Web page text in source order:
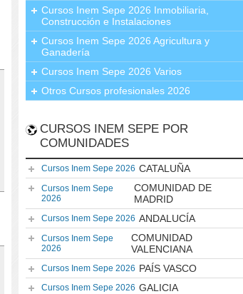
Cursos Inem Sepe 2026 Inmobiliaria,
Construcción e Instalaciones
Cursos Inem Sepe 2026 Agricultura y
Ganadería
Cursos Inem Sepe 2026 Varios
Otros Cursos profesionales 2026
CURSOS INEM SEPE POR
COMUNIDADES
Cursos Inem Sepe 2026 CATALUÑA
Cursos Inem Sepe
2026
COMUNIDAD DE
MADRID
Cursos Inem Sepe 2026 ANDALUCÍA
Cursos Inem Sepe
2026
COMUNIDAD
VALENCIANA
Cursos Inem Sepe 2026 PAÍS VASCO
Cursos Inem Sepe 2026 GALICIA